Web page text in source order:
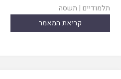
תלמודיים | תשסה
קריאת המאמר